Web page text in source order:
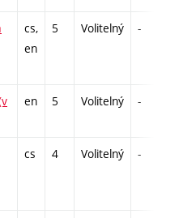
cs,
en
5 Volitelný -
en 5 Volitelný -
cs 4 Volitelný -